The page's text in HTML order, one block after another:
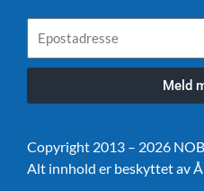
Epostadresse
Meld
Copyright 2013 – 2026
Alt innhold er beskyttet av